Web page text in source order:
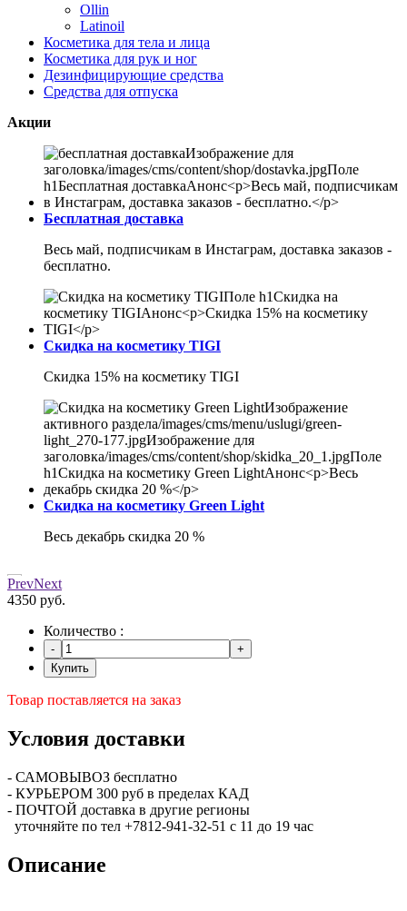
Ollin
Latinoil
Косметика для тела и лица
Косметика для рук и ног
Дезинфицирующие средства
Средства для отпуска
Акции
Бесплатная доставка
Весь май, подписчикам в Инстаграм, доставка заказов -
бесплатно.
Скидка на косметику TIGI
Скидка 15% на косметику TIGI
Скидка на косметику Green Light
Весь декабрь скидка 20 %
PrevNext
4350 руб.
Количество :
Купить
Товар поставляется на заказ
Условия доставки
- САМОВЫВОЗ бесплатно
- КУРЬЕРОМ 300 руб в пределах КАД
- ПОЧТОЙ доставка в другие регионы
уточняйте по тел +7812-941-32-51 с 11 до 19 час
Описание